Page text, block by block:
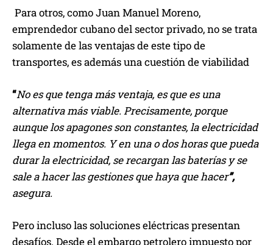
Para otros, como Juan Manuel Moreno,
emprendedor cubano del sector privado, no se trata
solamente de las ventajas de este tipo de
transportes, es además una cuestión de viabilidad
“No es que tenga más ventaja, es que es una
alternativa más viable. Precisamente, porque
aunque los apagones son constantes, la electricidad
llega en momentos. Y en una o dos horas que pueda
durar la electricidad, se recargan las baterías y se
sale a hacer las gestiones que haya que hacer”,
asegura.
Pero incluso las soluciones eléctricas presentan
desafíos. Desde el embargo petrolero impuesto por